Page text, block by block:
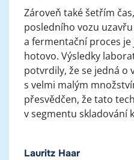
Lauritz Haar
Zároveň také šetřím
posledního vozu
a fermentační proces
hotovo. Výsledky
potvrdily, že se jedná o
s velmi malým
přesvědčen, že tato
v segmentu skladování